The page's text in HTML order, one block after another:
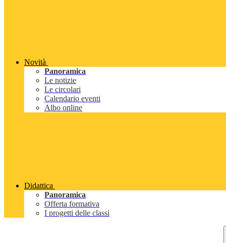
Novità
Panoramica
Le notizie
Le circolari
Calendario eventi
Albo online
Didattica
Panoramica
Offerta formativa
I progetti delle classi